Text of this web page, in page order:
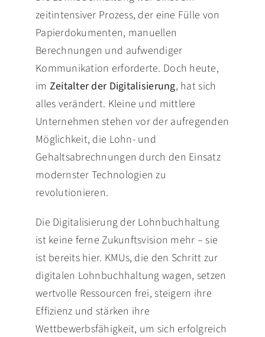
zeitintensiver Prozess, der eine Fülle von
Papierdokumenten, manuellen
Berechnungen und aufwendiger
Kommunikation erforderte. Doch heute,
im Zeitalter der Digitalisierung, hat sich
alles verändert. Kleine und mittlere
Unternehmen stehen vor der aufregenden
Möglichkeit, die Lohn- und
Gehaltsabrechnungen durch den Einsatz
modernster Technologien zu
revolutionieren.
Die Digitalisierung der Lohnbuchhaltung
ist keine ferne Zukunftsvision mehr – sie
ist bereits hier. KMUs, die den Schritt zur
digitalen Lohnbuchhaltung wagen, setzen
wertvolle Ressourcen frei, steigern ihre
Effizienz und stärken ihre
Wettbewerbsfähigkeit, um sich erfolgreich